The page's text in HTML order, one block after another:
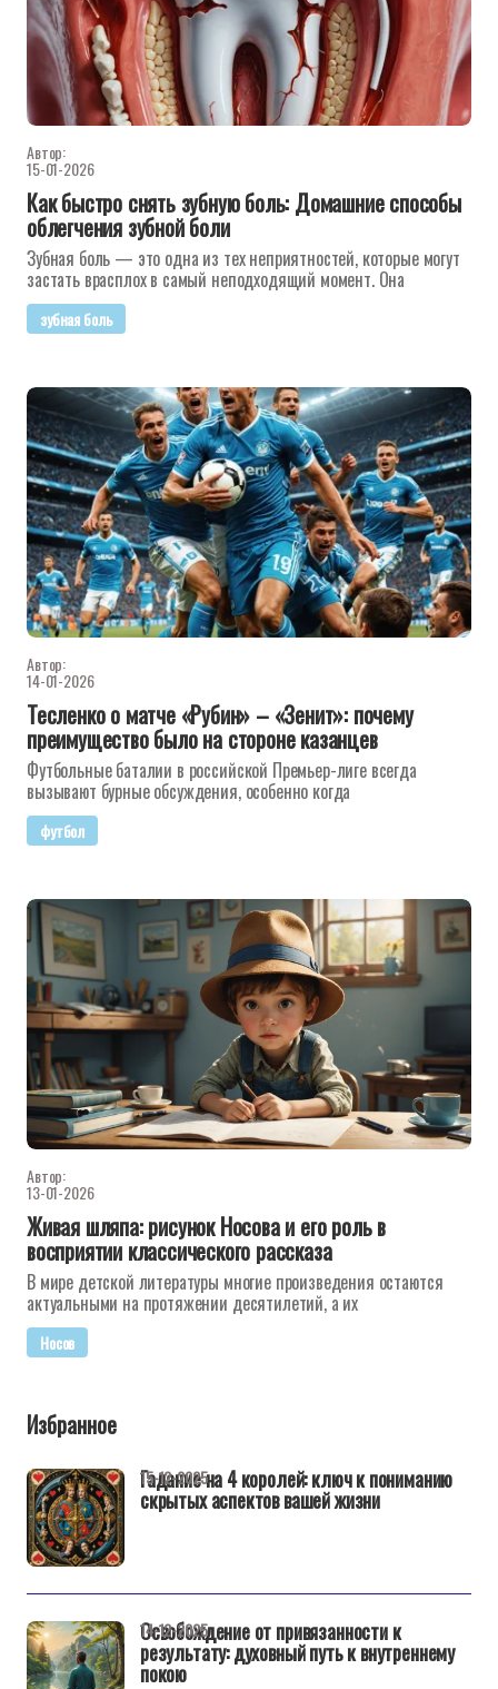
Автор:
15-01-2026
Как быстро снять зубную боль: Домашние способы
облегчения зубной боли
Зубная боль — это одна из тех неприятностей, которые могут
застать врасплох в самый неподходящий момент. Она
зубная боль
Автор:
14-01-2026
Тесленко о матче «Рубин» – «Зенит»: почему
преимущество было на стороне казанцев
Футбольные баталии в российской Премьер-лиге всегда
вызывают бурные обсуждения, особенно когда
футбол
Автор:
13-01-2026
Живая шляпа: рисунок Носова и его роль в
восприятии классического рассказа
В мире детской литературы многие произведения остаются
актуальными на протяжении десятилетий, а их
Носов
Избранное
Гадание на 4 королей: ключ к пониманию
скрытых аспектов вашей жизни
15-12-2025
Освобождение от привязанности к
результату: духовный путь к внутреннему
покою
14-12-2025